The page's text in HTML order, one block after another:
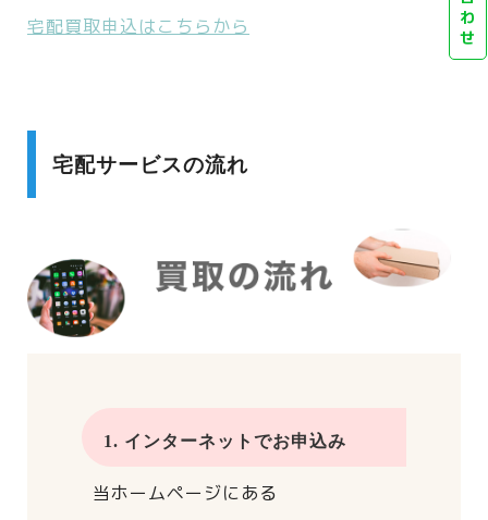
宅配買取申込はこちらから
宅配サービスの流れ
1. インターネットでお申込み
当ホームページにある
わ
せ